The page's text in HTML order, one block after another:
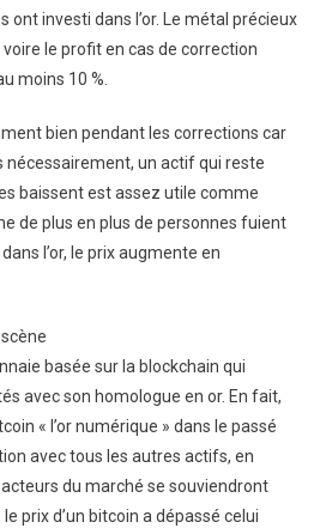
ont investi dans l’or. Le métal précieux
le profit en cas de correction
moins 10 %.
bien pendant les corrections car
nécessairement, un actif qui reste
baissent est assez utile comme
de plus en plus de personnes fuient
l’or, le prix augmente en
basée sur la blockchain qui
avec son homologue en or. En fait,
« l’or numérique » dans le passé
avec tous les autres actifs, en
du marché se souviendront
prix d’un bitcoin a dépassé celui